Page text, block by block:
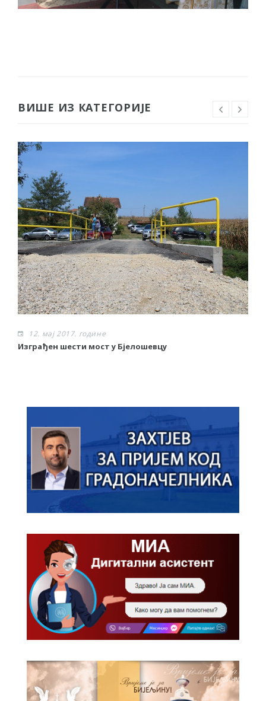
ВИШЕ ИЗ КАТЕГОРИЈЕ
12. мај 2017. године
Изграђен шести мост у Бјелошевцу